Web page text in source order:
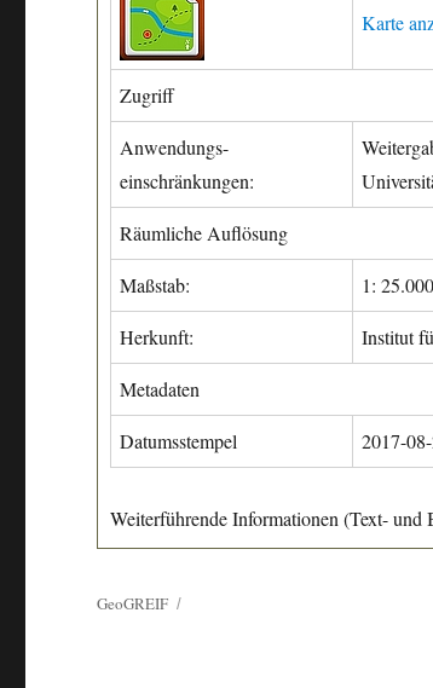
Karte
Zugriff
Anwendungs-
einschränkungen:
Räumliche Auflösung
Maßstab: 1: 25.000
Herkunft: Institut
Metadaten
Datumsstempel 2017-
Weiterführende Informationen (Text- und
GeoGREIF